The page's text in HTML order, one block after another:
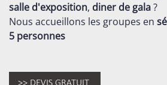
salle d'exposition, diner de gala?
Nous accueillons les groupes en
5 personnes